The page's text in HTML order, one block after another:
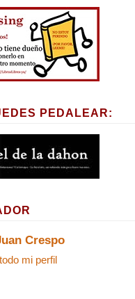
PEDALEAR:
Crespo
mi perfil